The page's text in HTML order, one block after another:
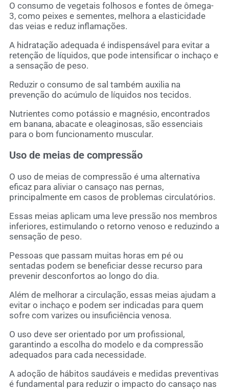
O consumo de vegetais folhosos e fontes de ômega-
3, como peixes e sementes, melhora a elasticidade
das veias e reduz inflamações.
A hidratação adequada é indispensável para evitar a
retenção de líquidos, que pode intensificar o inchaço e
a sensação de peso.
Reduzir o consumo de sal também auxilia na
prevenção do acúmulo de líquidos nos tecidos.
Nutrientes como potássio e magnésio, encontrados
em banana, abacate e oleaginosas, são essenciais
para o bom funcionamento muscular.
Uso de meias de compressão
O uso de meias de compressão é uma alternativa
eficaz para aliviar o cansaço nas pernas,
principalmente em casos de problemas circulatórios.
Essas meias aplicam uma leve pressão nos membros
inferiores, estimulando o retorno venoso e reduzindo a
sensação de peso.
Pessoas que passam muitas horas em pé ou
sentadas podem se beneficiar desse recurso para
prevenir desconfortos ao longo do dia.
Além de melhorar a circulação, essas meias ajudam a
evitar o inchaço e podem ser indicadas para quem
sofre com varizes ou insuficiência venosa.
O uso deve ser orientado por um profissional,
garantindo a escolha do modelo e da compressão
adequados para cada necessidade.
A adoção de hábitos saudáveis e medidas preventivas
é fundamental para reduzir o impacto do cansaço nas